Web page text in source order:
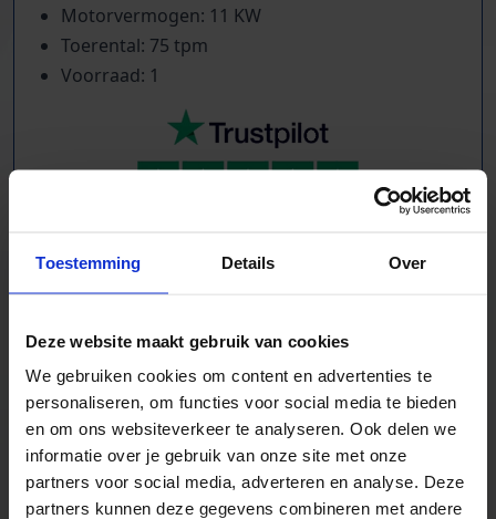
Toestemming Details Over
Deze website maakt gebruik van cookies
We gebruiken cookies om content en advertenties te
personaliseren, om functies voor social media te bieden
en om ons websiteverkeer te analyseren. Ook delen we
informatie over je gebruik van onze site met onze
partners voor social media, adverteren en analyse. Deze
partners kunnen deze gegevens combineren met andere
Motorvermogen: 11 KW
Toerental: 75 tpm
Voorraad: 1
Tientallen dozensluitmachines beschikbaar
Foliewikkelaars, palletmagazijnen, kettingbanen
Trilgoten en zeven
Aandrijftechniek & Pneumatiek
Elektronische componenten